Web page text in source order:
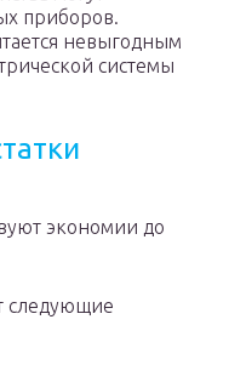
приборов.
невыгодным
системы
экономии до
следующие